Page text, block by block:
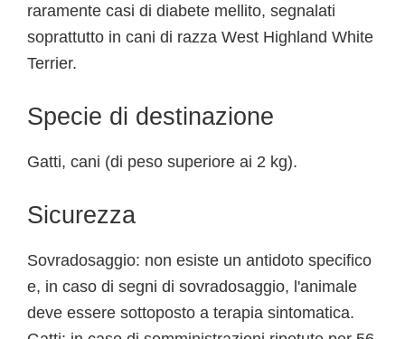
raramente casi di diabete mellito, segnalati
soprattutto in cani di razza West Highland White
Terrier.
Specie di destinazione
Gatti, cani (di peso superiore ai 2 kg).
Sicurezza
Sovradosaggio: non esiste un antidoto specifico
e, in caso di segni di sovradosaggio, l'animale
deve essere sottoposto a terapia sintomatica.